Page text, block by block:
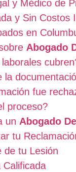
y Médico de
y Sin Costos
en
Abogado
la
fue
proceso?
un Abogado
tu
de tu Lesión
Calificada